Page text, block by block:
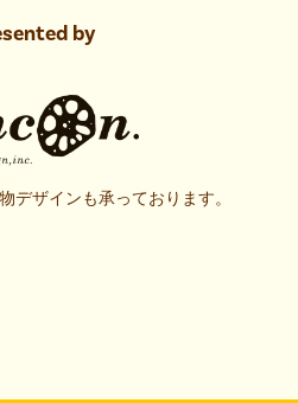
by
デザインも承っております。